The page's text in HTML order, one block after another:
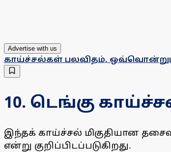
Advertise with us
காய்ச்சல்கள் பலவிதம், ஒவ்வொன்றும்
10. டெங்கு
இந்தக் காய்ச்சல் மிகுதியான
என்று குறிப்பிடப்படுகிறது.